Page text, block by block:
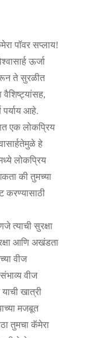
पॉवर सप्लाय!
ऊर्जा
ते सुरळीत
वैशिष्ट्यांसह,
पर्याय आहे.
एक लोकप्रिय
हे
लोकप्रिय
की तुमच्या
करण्यासाठी
त्याची सुरक्षा
आणि अखंडता
वीज
वीज
खात्री
मजबूत
तुमचा कॅमेरा